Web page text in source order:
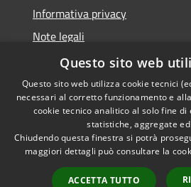
Informativa privacy
Note legali
Dichiarazione di accessibilità
RSS
Accessibilità
©
Questo sito web
Questo sito web utilizza cookie tecnici
necessari al corretto funzionamento e
cookie tecnico analitico al solo fine
statistiche, aggregate
Chiudendo questa finestra si potrà
maggiori dettagli può consultare la
ACCETTA TUTTO